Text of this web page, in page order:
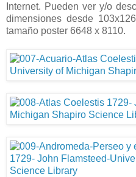
Internet. Pueden ver y/o
dimensiones desde
tamaño poster 6648 x 8110.